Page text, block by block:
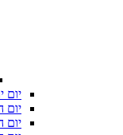
יום
יום
יום